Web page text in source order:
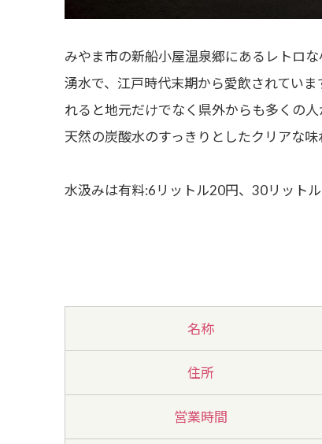
みやま市の新船小屋温泉郷にあるレトロ
湧水で、江戸時代末期から愛飲されてい
れると地元だけでなく県外からも多くの
天然の炭酸水のすっきりとしたクリアな
水汲みは有料:6リットル20円、30リットル
名称
住所
営業時間